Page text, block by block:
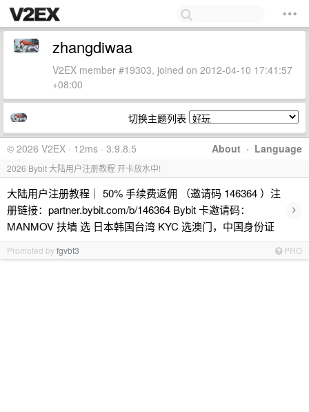
zhangdiwaa
V2EX member #19303, joined on 2012-04-10 17:41:57
+08:00
切换主题列表
About · Language
© 2026 V2EX · 12ms · 3.9.8.5
2026 Bybit 大陆用户注册教程 开卡放水中!
大陆用户注册教程｜ 50% 手续费返佣 （邀请码 146364 ）注
册链接：partner.bybit.com/b/146364 Bybit 卡邀请码：
MANMOV 扶墙 选 日本韩国台湾 KYC 选澳门，中国身份证
›
Promoted byfgvbt3 PRO